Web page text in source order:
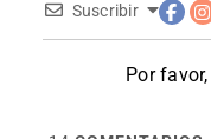
Suscribir
Por